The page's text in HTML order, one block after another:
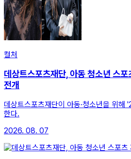
컬처
데상트스포츠재단, 아동 청소년 스
전개
데상트스포츠재단이 아동·청소년을 위
한다.
2026. 08. 07